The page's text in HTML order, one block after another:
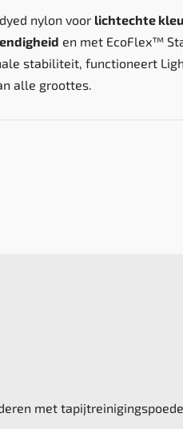
nylon voor lichtechte
en met EcoFlex™
stabiliteit, functioneert
alle groottes.
met